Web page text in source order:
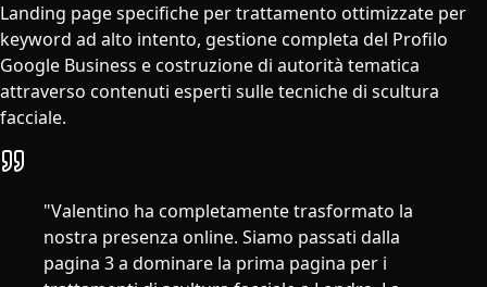
Landing page specifiche per trattamento ottimizzate per
keyword ad alto intento, gestione completa del Profilo
Google Business e costruzione di autorità tematica
attraverso contenuti esperti sulle tecniche di scultura
facciale.
"Valentino ha completamente trasformato la
nostra presenza online. Siamo passati dalla
pagina 3 a dominare la prima pagina per i